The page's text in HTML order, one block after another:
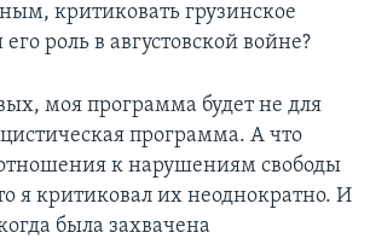
критиковать грузинское
роль в августовской войне?
моя программа будет не для
программа. А что
к нарушениям свободы
я критиковал их неоднократно. И
была захвачена